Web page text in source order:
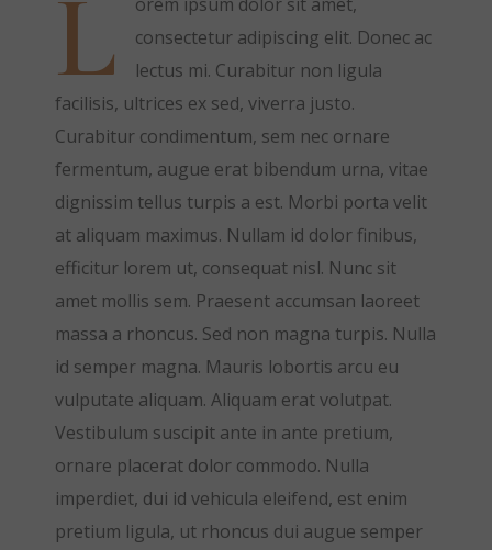
L
consectetur adipiscing elit. Donec ac
lectus mi. Curabitur non ligula
facilisis, ultrices ex sed, viverra justo.
Curabitur condimentum, sem nec ornare
fermentum, augue erat bibendum urna, vitae
dignissim tellus turpis a est. Morbi porta velit
at aliquam maximus. Nullam id dolor finibus,
efficitur lorem ut, consequat nisl. Nunc sit
amet mollis sem. Praesent accumsan laoreet
massa a rhoncus. Sed non magna turpis. Nulla
id semper magna. Mauris lobortis arcu eu
vulputate aliquam. Aliquam erat volutpat.
Vestibulum suscipit ante in ante pretium,
ornare placerat dolor commodo. Nulla
imperdiet, dui id vehicula eleifend, est enim
pretium ligula, ut rhoncus dui augue semper